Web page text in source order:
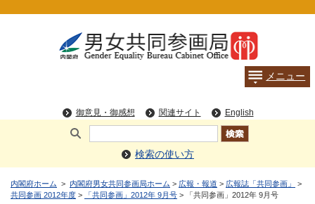
検索の使い方
内閣府ホーム > 内閣府男女共同参画局ホーム > 広報・報道 > 広報誌「共同参画」
>
共同参画 2012年度 > 「共同参画」2012年 9月号 > 「共同参画」2012年 9月号